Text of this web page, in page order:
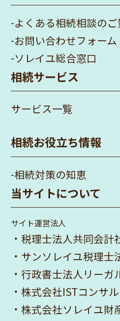
-よくある相続相談のご
-お問い合わせフォーム
-ソレイユ総合窓口
相続サービス
サービス一覧
相続お役立ち情報
-相続対策の知恵
当サイトについて
サイト運営法人
・税理士法人共同会計
・ サンソレイユ税理士
・行政書士法人リーガ
・株式会社ISTコンサ
・株式会社ソレイユ財